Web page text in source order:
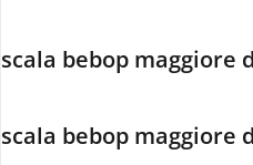
scala bebop maggiore
scala bebop maggiore